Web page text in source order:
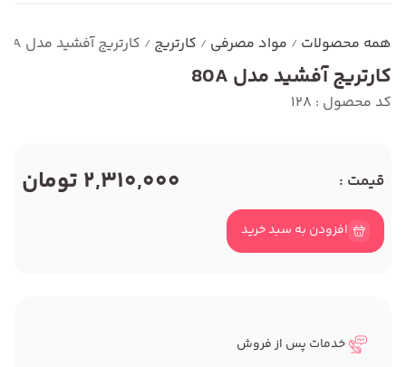
همه محصولات / مواد مصرفی / کارتریج / کارتریج آفشید مدل 80A
کارتریج آفشید مدل 80A
کد محصول : 128
قیمت : 2,310,000 تومان
افزودن به سبد خرید
خدمات پس از فروش